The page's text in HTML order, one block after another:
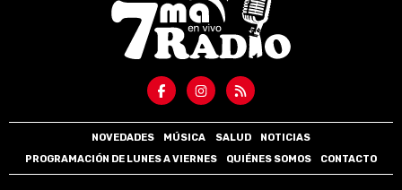
NOVEDADES MÚSICA SALUD
NOTICIAS
PROGRAMACIÓN DE LUNES A VIERNES
QUIÉNES SOMOS CONTACTO